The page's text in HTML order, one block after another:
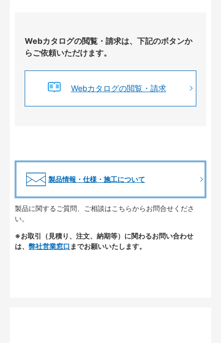
Webカタログの閲覧・請求は、下記のボタンか
らご依頼いただけます。
Webカタログの閲覧・請求
製品情報・仕様・施工について
製品に関するご質問、ご相談はこちらからお問合せくださ
い。
※お取引（見積り、注文、納期等）に関わるお問い合わせ
は、 弊社営業窓口 までお願いいたします。